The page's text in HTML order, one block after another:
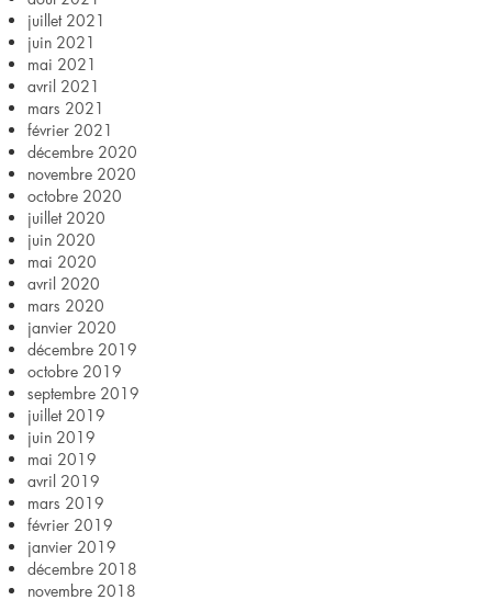
juillet 2021
juin 2021
mai 2021
avril 2021
mars 2021
février 2021
décembre 2020
novembre 2020
octobre 2020
juillet 2020
juin 2020
mai 2020
avril 2020
mars 2020
janvier 2020
décembre 2019
octobre 2019
septembre 2019
juillet 2019
juin 2019
mai 2019
avril 2019
mars 2019
février 2019
janvier 2019
décembre 2018
novembre 2018